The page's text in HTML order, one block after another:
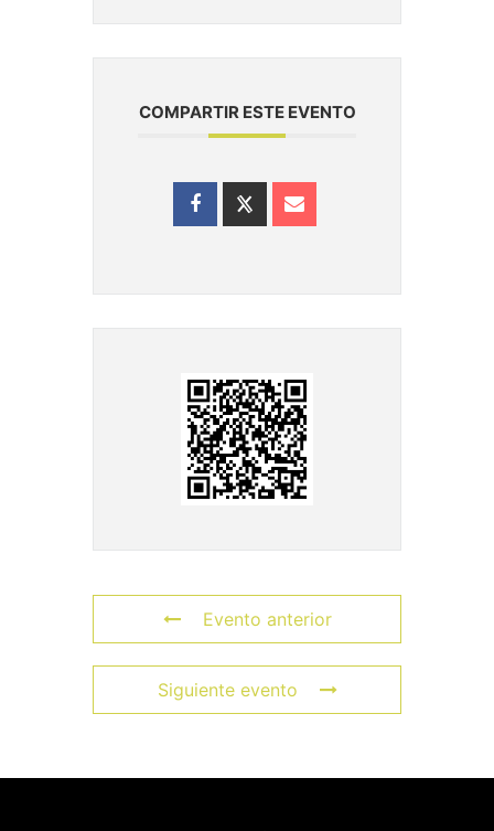
COMPARTIR ESTE EVENTO
Evento anterior
Siguiente evento